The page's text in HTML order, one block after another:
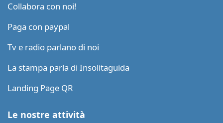
Collabora con noi!
Paga con paypal
Tv e radio parlano di noi
La stampa parla di Insolitaguida
Landing Page QR
Le nostre attività